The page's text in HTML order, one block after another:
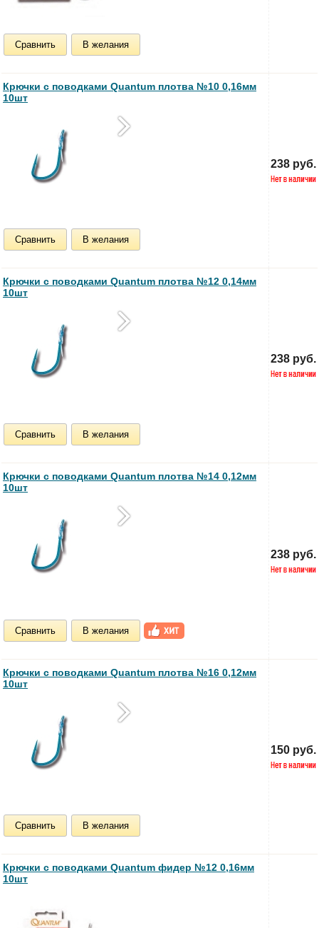
Сравнить В желания
Крючки с поводками Quantum плотва №10 0,16мм
10шт
Сравнить В желания
238 руб.
Крючки с поводками Quantum плотва №12 0,14мм
10шт
Сравнить В желания
238 руб.
Крючки с поводками Quantum плотва №14 0,12мм
10шт
Сравнить В желания
238 руб.
Крючки с поводками Quantum плотва №16 0,12мм
10шт
Сравнить В желания
150 руб.
Крючки с поводками Quantum фидер №12 0,16мм
10шт